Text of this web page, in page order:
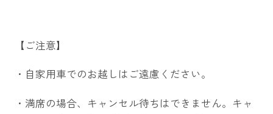
【ご注意】
・自家用車でのお越しはご遠慮ください。
・満席の場合、キャンセル待ちはできません。キャ